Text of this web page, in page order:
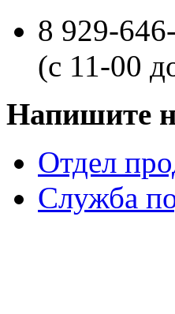
8 929-
(с 11-00
Напишите
Отдел
Служба